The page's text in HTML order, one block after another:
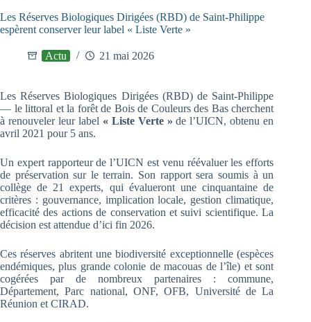
Les Réserves Biologiques Dirigées (RBD) de Saint-Philippe
espèrent conserver leur label « Liste Verte »
Actu 21 mai 2026
Les Réserves Biologiques Dirigées (RBD) de Saint-Philippe
— le littoral et la forêt de Bois de Couleurs des Bas cherchent
à renouveler leur label « Liste Verte » de l’UICN, obtenu en
avril 2021 pour 5 ans.
Un expert rapporteur de l’UICN est venu réévaluer les efforts
de préservation sur le terrain. Son rapport sera soumis à un
collège de 21 experts, qui évalueront une cinquantaine de
critères : gouvernance, implication locale, gestion climatique,
efficacité des actions de conservation et suivi scientifique. La
décision est attendue d’ici fin 2026.
Ces réserves abritent une biodiversité exceptionnelle (espèces
endémiques, plus grande colonie de macouas de l’île) et sont
cogérées par de nombreux partenaires : commune,
Département, Parc national, ONF, OFB, Université de La
Réunion et CIRAD.